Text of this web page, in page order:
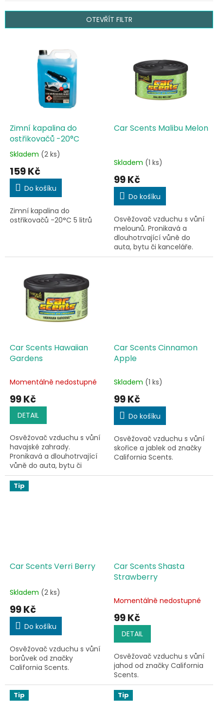
í
r
OTEVŘÍT FILTR
d
u
Zimní kapalina do
ostřikovačů -20°C
Průměrné
hodnocení
produktu
5,0
5
hvězdiček.
Skladem (2 ks)
159 Kč
Do košíku
Zimní kapalina do
ostřikovačů -20°C 5 litrů
Car Scents Malibu Melon
Skladem (1 ks)
99 Kč
Do košíku
Osvěžovač vzduchu s vůní
melounů. Pronikavá a
dlouhotrvající vůně do
auta, bytu či kanceláře.
Car Scents Hawaiian
Gardens
Momentálně nedostupné
99 Kč
DETAIL
Osvěžovač vzduchu s vůní
havajské zahrady.
Pronikavá a dlouhotrvající
vůně do auta, bytu či
kanceláře.
Car Scents Cinnamon
Apple
Skladem (1 ks)
99 Kč
Do košíku
Osvěžovač vzduchu s vůní
skořice a jablek od značky
California Scents.
Tip
Car Scents Verri Berry
Průměrné
hodnocení
produktu
5,0
5
hvězdiček.
Skladem (2 ks)
99 Kč
Do košíku
Osvěžovač vzduchu s vůní
borůvek od značky
California Scents.
Car Scents Shasta
Strawberry
Momentálně nedostupné
99 Kč
DETAIL
Osvěžovač vzduchu s vůní
jahod od značky California
Scents.
Tip Tip